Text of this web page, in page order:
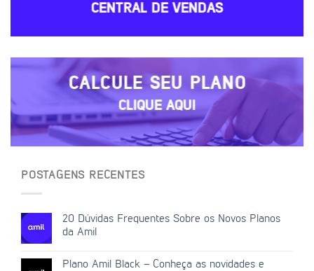
CENTRAL DE VENDAS
CALCULE SEU PLANO
CLIQUE AQUI
POSTAGENS RECENTES
20 Dúvidas Frequentes Sobre os Novos Planos
da Amil
Plano Amil Black – Conheça as novidades e